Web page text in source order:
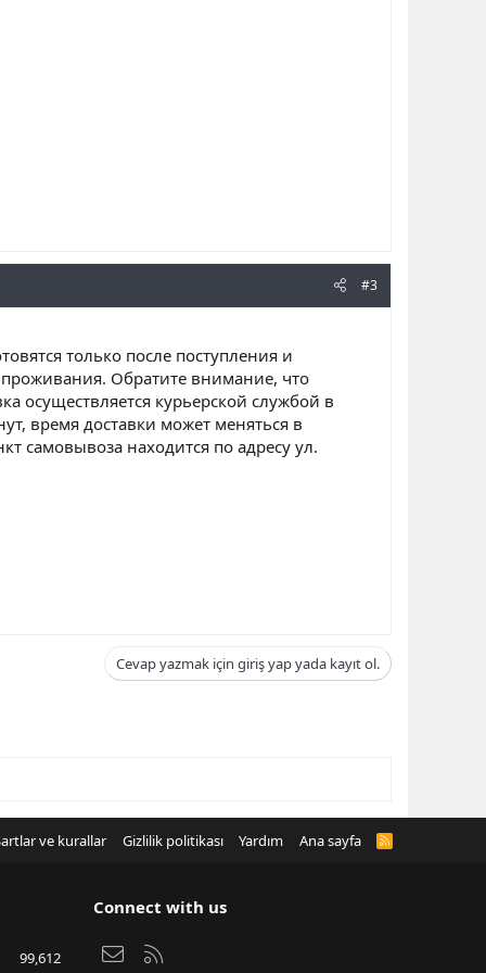
#3
только после поступления и
проживания. Обратите внимание, что
осуществляется курьерской службой в
время доставки может меняться в
самовывоза находится по адресу ул.
Cevap yazmak için giriş yap yada kayıt ol.
ve kurallar Gizlilik politikası Yardım Ana sayfa
R
99,612
Connect with us
Bize ulaşın